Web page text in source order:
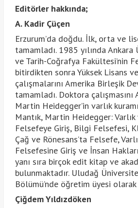
Editörler hakkında;
A. Kadir Çüçen
Erzurum’da doğdu. İlk, orta ve
tamamladı. 1985 yılında
ve Tarih-Coğrafya Fakültesi’nin
bitirdikten sonra Yüksek Lisans
çalışmalarını Amerika Birleşik
tamamladı. Doktora
Martin Heidegger’in varlık
Mantık, Martin Heidegger: Varlık
Felsefeye Giriş, Bilgi Felsefesi,
Çağ ve Rönesans’ta Felsefe,
Felsefesine Giriş ve İnsan
yanı sıra birçok edit kitap ve
bulunmaktadır. Uludağ
Bölümü’nde öğretim üyesi olarak
Çiğdem Yıldızdöken